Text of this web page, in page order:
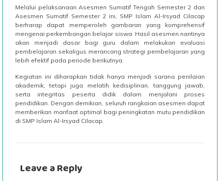
Melalui pelaksanaan Asesmen Sumatif Tengah Semester 2 dan
Asesmen Sumatif Semester 2 ini, SMP Islam Al-Irsyad Cilacap
berharap dapat memperoleh gambaran yang komprehensif
mengenai perkembangan belajar siswa. Hasil asesmen nantinya
akan menjadi dasar bagi guru dalam melakukan evaluasi
pembelajaran sekaligus merancang strategi pembelajaran yang
lebih efektif pada periode berikutnya.
Kegiatan ini diharapkan tidak hanya menjadi sarana penilaian
akademik, tetapi juga melatih kedisiplinan, tanggung jawab,
serta integritas peserta didik dalam menjalani proses
pendidikan. Dengan demikian, seluruh rangkaian asesmen dapat
memberikan manfaat optimal bagi peningkatan mutu pendidikan
di SMP Islam Al-Irsyad Cilacap.
Leave a Reply